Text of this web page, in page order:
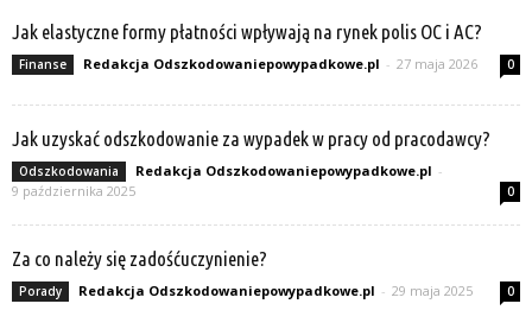
Jak elastyczne formy płatności wpływają na rynek polis OC i AC?
Finanse Redakcja Odszkodowaniepowypadkowe.pl - 27 maja 2026 0
Jak uzyskać odszkodowanie za wypadek w pracy od pracodawcy?
Odszkodowania Redakcja Odszkodowaniepowypadkowe.pl -
9 października 2025
0
Za co należy się zadośćuczynienie?
Porady Redakcja Odszkodowaniepowypadkowe.pl - 29 maja 2025 0